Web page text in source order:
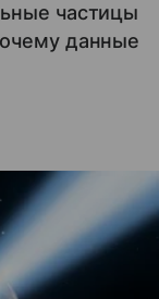
частицы
данные